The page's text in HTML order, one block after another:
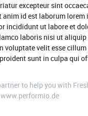
excepteur sint
id est laborum
incididunt ut labore et
laboris nisi ut aliquip
voluptate velit esse
sunt in culpa qui
to help you with